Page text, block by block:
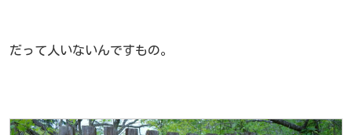
だって人いないんですもの。